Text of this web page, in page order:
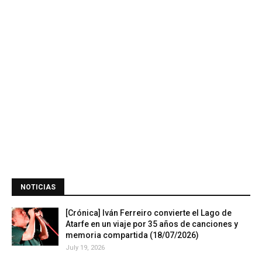
NOTICIAS
[Crónica] Iván Ferreiro convierte el Lago de
Atarfe en un viaje por 35 años de canciones y
memoria compartida (18/07/2026)
July 19, 2026